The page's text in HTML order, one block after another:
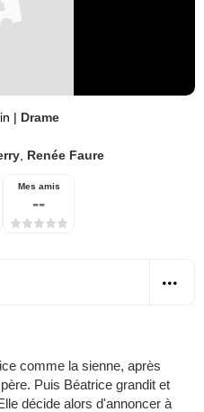
| Drame
Renée Faure
Mes amis
--
comme la sienne, après
Puis Béatrice grandit et
décide alors d'annoncer à